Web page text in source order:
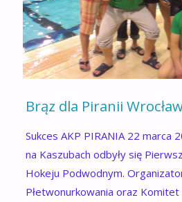
Brąz dla Piranii
Sukces AKP PIRANIA 22 marca
na Kaszubach odbyły się
Hokeju Podwodnym.
Płetwonurkowania oraz Komitet